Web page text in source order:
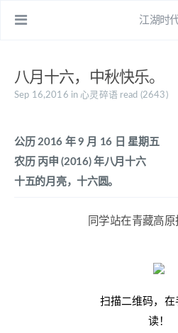
江湖时
八月十六，中秋快乐。
Sep 16,2016 in心灵碎语 read (2643)
公历 2016 年 9 月 16 日 星期五
农历 丙申 (2016) 年八月十六
十五的月亮，十六圆。
同学站在青藏高原
扫描二维码，在
读！